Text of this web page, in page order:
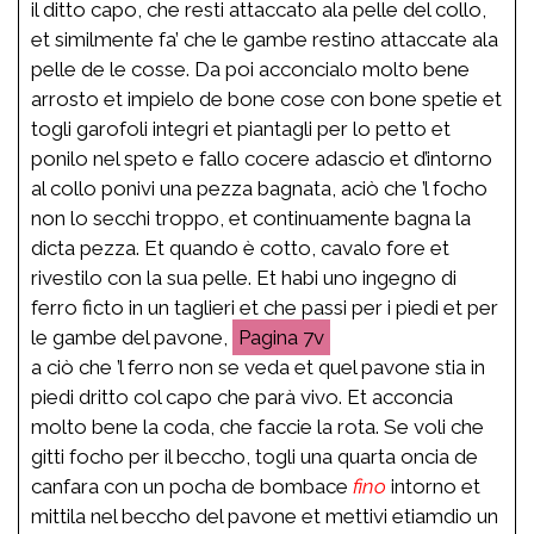
il ditto capo, che resti attaccato ala pelle del collo,
et similmente fa’ che le gambe restino attaccate ala
pelle de le cosse. Da poi acconcialo molto bene
arrosto et impielo de bone cose con bone spetie et
togli garofoli integri et piantagli per lo petto et
ponilo nel speto e fallo cocere adascio et d’intorno
al collo ponivi una pezza bagnata, aciò che ’l focho
non lo secchi troppo, et continuamente bagna la
dicta pezza. Et quando è cotto, cavalo fore et
rivestilo con la sua pelle. Et habi uno ingegno di
ferro ficto in un taglieri et che passi per i piedi et per
le gambe del pavone,
7v
a ciò che ’l ferro non se veda et quel pavone stia in
piedi dritto col capo che parà vivo. Et acconcia
molto bene la coda, che faccie la rota. Se voli che
gitti focho per il beccho, togli una quarta oncia de
canfara con un pocha de bombace fino intorno et
mittila nel beccho del pavone et mettivi etiamdio un